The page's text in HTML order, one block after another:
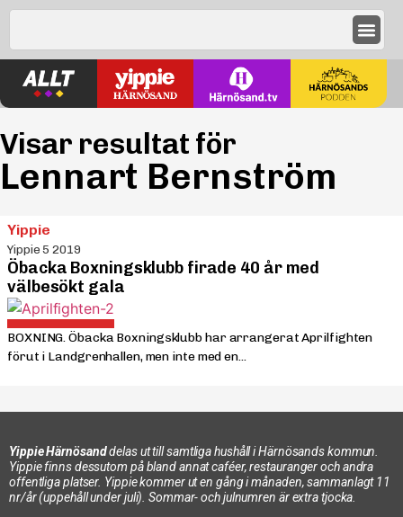
Visar resultat för
Lennart Bernström
Yippie
Yippie 5 2019
Öbacka Boxningsklubb firade 40 år med
välbesökt gala
BOXNING. Öbacka Boxningsklubb har arrangerat Aprilfighten
förut i Landgrenhallen, men inte med en...
Yippie Härnösanddelas ut till samtliga hushåll i Härnösands kommun.
Yippie finns dessutom på bland annat caféer, restauranger och andra
offentliga platser. Yippie kommer ut en gång i månaden, sammanlagt 11
nr/år (uppehåll under juli). Sommar- och julnumren är extra tjocka.